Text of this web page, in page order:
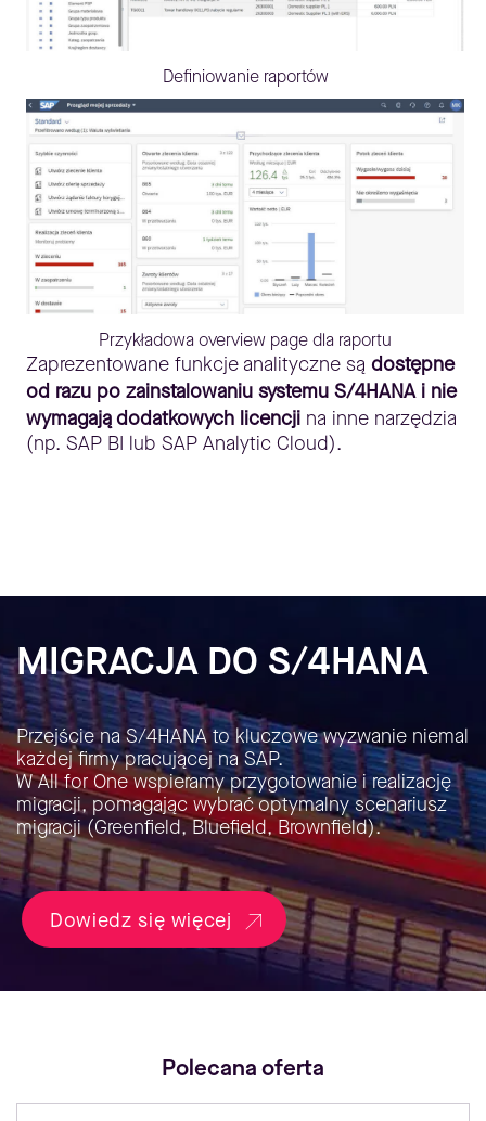
Definiowanie raportów
Przykładowa overview page dla raportu
Zaprezentowane funkcje analityczne są dostępne
od razu po zainstalowaniu systemu S/4HANA i nie
wymagają dodatkowych licencji na inne narzędzia
(np. SAP BI lub SAP Analytic Cloud).
MIGRACJA DO S/4HANA
Przejście na S/4HANA to kluczowe wyzwanie niemal
każdej firmy pracującej na SAP.
W All for One wspieramy przygotowanie i realizację
migracji, pomagając wybrać optymalny scenariusz
migracji (Greenfield, Bluefield, Brownfield).
Dowiedz się więcej
Polecana oferta